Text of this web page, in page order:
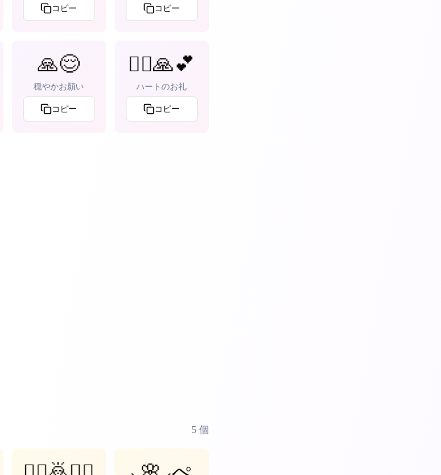
コピー コピー
🙏😌
穏やかお願い
コピー
🙇‍♂️🙏💕
ハートのお礼
コピー
5 個